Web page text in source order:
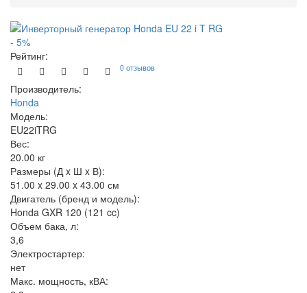
- 5%
Рейтинг:
0 отзывов
Производитель:
Honda
Модель:
EU22iTRG
Вес:
20.00 кг
Размеры (Д x Ш x В):
51.00 x 29.00 x 43.00 см
Двигатель (бренд и модель):
Honda GXR 120 (121 cc)
Объем бака, л:
3,6
Электростартер:
нет
Макс. мощность, кВА: